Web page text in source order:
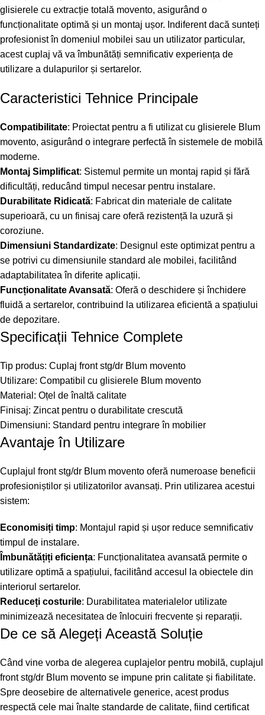
glisierele cu extracție totală movento, asigurând o
funcționalitate optimă și un montaj ușor. Indiferent dacă sunteți
profesionist în domeniul mobilei sau un utilizator particular,
acest cuplaj vă va îmbunătăți semnificativ experiența de
utilizare a dulapurilor și sertarelor.
Caracteristici Tehnice Principale
Compatibilitate: Proiectat pentru a fi utilizat cu glisierele Blum
movento, asigurând o integrare perfectă în sistemele de mobilă
moderne.
Montaj Simplificat: Sistemul permite un montaj rapid și fără
dificultăți, reducând timpul necesar pentru instalare.
Durabilitate Ridicată: Fabricat din materiale de calitate
superioară, cu un finisaj care oferă rezistență la uzură și
coroziune.
Dimensiuni Standardizate: Designul este optimizat pentru a
se potrivi cu dimensiunile standard ale mobilei, facilitând
adaptabilitatea în diferite aplicații.
Funcționalitate Avansată: Oferă o deschidere și închidere
fluidă a sertarelor, contribuind la utilizarea eficientă a spațiului
de depozitare.
Specificații Tehnice Complete
Tip produs: Cuplaj front stg/dr Blum movento
Utilizare: Compatibil cu glisierele Blum movento
Material: Oțel de înaltă calitate
Finisaj: Zincat pentru o durabilitate crescută
Dimensiuni: Standard pentru integrare în mobilier
Avantaje în Utilizare
Cuplajul front stg/dr Blum movento oferă numeroase beneficii
profesioniștilor și utilizatorilor avansați. Prin utilizarea acestui
sistem:
Economisiți timp: Montajul rapid și ușor reduce semnificativ
timpul de instalare.
Îmbunătățiți eficiența: Funcționalitatea avansată permite o
utilizare optimă a spațiului, facilitând accesul la obiectele din
interiorul sertarelor.
Reduceți costurile: Durabilitatea materialelor utilizate
minimizează necesitatea de înlocuiri frecvente și reparații.
De ce să Alegeți Această Soluție
Când vine vorba de alegerea cuplajelor pentru mobilă, cuplajul
front stg/dr Blum movento se impune prin calitate și fiabilitate.
Spre deosebire de alternativele generice, acest produs
respectă cele mai înalte standarde de calitate, fiind certificat